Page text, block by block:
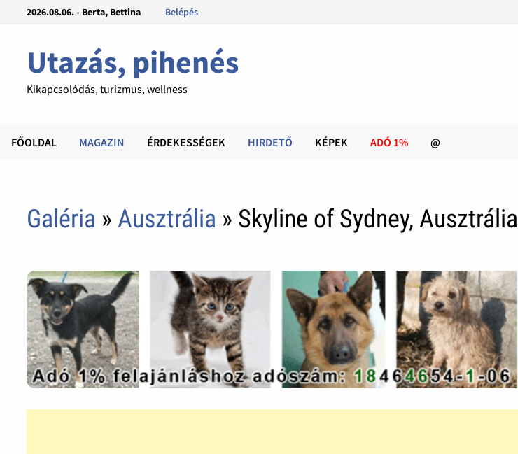
2026.08.06. - Berta, Bettina Belépés
Utazás, pihenés
Kikapcsolódás, turizmus, wellness
FŐOLDAL MAGAZIN ÉRDEKESSÉGEK HIRDETŐ KÉPEK ADÓ 1% @
Galéria » Ausztrália » Skyline of Sydney, Ausztrália